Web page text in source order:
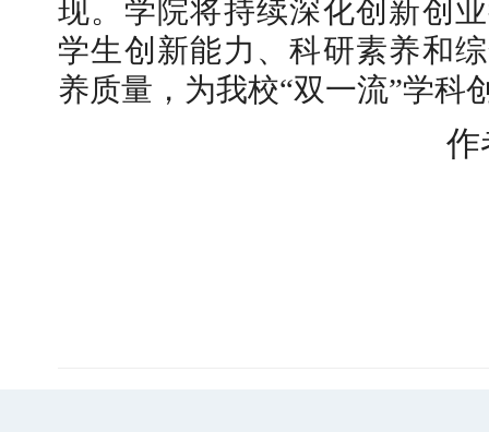
现。学院将持续深化创新创
学生创新能力、科研素养和
养质量，为我校“双一流”学科
作